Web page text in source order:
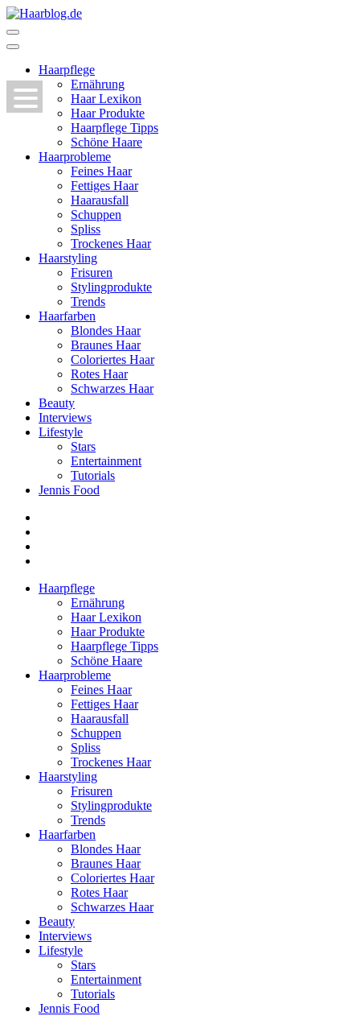
Zum
Inhalt
springen
drücken)Haarpflege
Ernährung
Haar Lexikon
Haar Produkte
Haarpflege Tipps
Schöne Haare
Haarprobleme
Feines Haar
Fettiges Haar
Haarausfall
Schuppen
Spliss
Trockenes Haar
Haarstyling
Frisuren
Stylingprodukte
Trends
Haarfarben
Blondes Haar
Braunes Haar
Coloriertes Haar
Rotes Haar
Schwarzes Haar
Beauty
Interviews
Lifestyle
Stars
Entertainment
Tutorials
Jennis Food
Haarpflege
Ernährung
Haar Lexikon
Haar Produkte
Haarpflege Tipps
Schöne Haare
Haarprobleme
Feines Haar
Fettiges Haar
Haarausfall
Schuppen
Spliss
Trockenes Haar
Haarstyling
Frisuren
Stylingprodukte
Trends
Haarfarben
Blondes Haar
Braunes Haar
Coloriertes Haar
Rotes Haar
Schwarzes Haar
Beauty
Interviews
Lifestyle
Stars
Entertainment
Tutorials
Jennis Food